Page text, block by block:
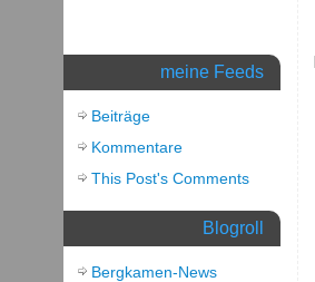
meine Feeds
Beiträge
Kommentare
This Post's Comments
Blogroll
Bergkamen-News